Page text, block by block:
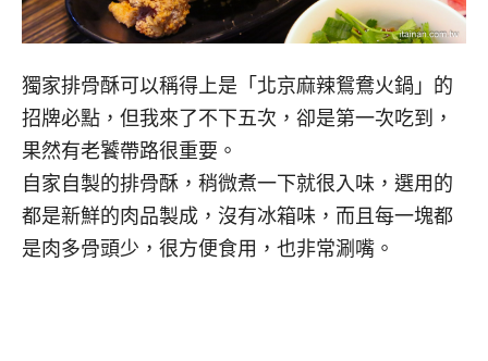
獨家排骨酥可以稱得上是「北京麻辣鴛鴦火鍋」的
招牌必點，但我來了不下五次，卻是第一次吃到，
果然有老饕帶路很重要。
自家自製的排骨酥，稍微煮一下就很入味，選用的
都是新鮮的肉品製成，沒有冰箱味，而且每一塊都
是肉多骨頭少，很方便食用，也非常涮嘴。